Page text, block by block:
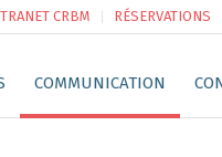
CRBM RÉSERVATIONS
COMMUNICATION